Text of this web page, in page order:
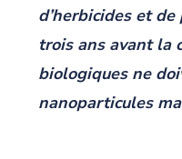
d’herbicides et
trois ans avant la
biologiques ne
nanoparticules